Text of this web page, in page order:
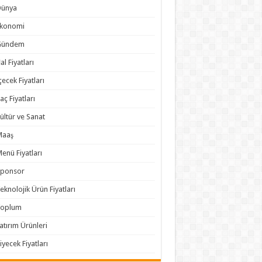
Fiyatları
Fiyatları
Fiyatları
ve Sanat
Fiyatları
Ürün Fiyatları
Ürünleri
Fiyatları